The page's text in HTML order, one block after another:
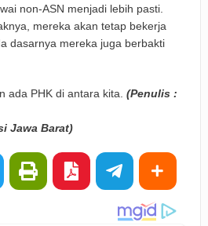
non-ASN menjadi lebih pasti.
mereka akan tetap bekerja
dasarnya mereka juga berbakti
ada PHK di antara kita. (Penulis :
Jawa Barat)